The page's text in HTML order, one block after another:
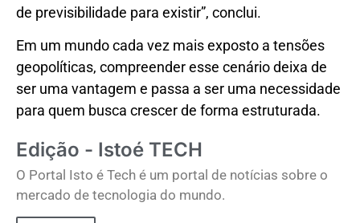
de previsibilidade para existir”, conclui.
Em um mundo cada vez mais exposto a tensões
geopolíticas, compreender esse cenário deixa de
ser uma vantagem e passa a ser uma necessidade
para quem busca crescer de forma estruturada.
Edição - Istoé TECH
O Portal Isto é Tech é um portal de notícias sobre o
mercado de tecnologia do mundo.